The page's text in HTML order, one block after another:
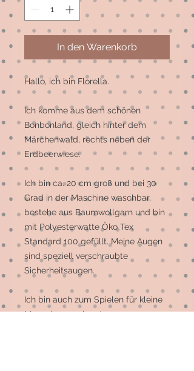
In den Warenkorb
Hallo, ich bin Florella.
Ich komme aus dem schönen
Bonbonland, gleich hinter dem
Märchenwald, rechts neben der
Erdbeerwiese.
Ich bin ca. 20 cm groß und bei 30
Grad in der Maschine waschbar,
bestehe aus Baumwollgarn und bin
mit Polyesterwatte Öko Tex
Standard 100 gefüllt. Meine Augen
sind speziell verschraubte
Sicherheitsaugen.
Ich bin auch zum Spielen für kleine
Menschen geeignet.